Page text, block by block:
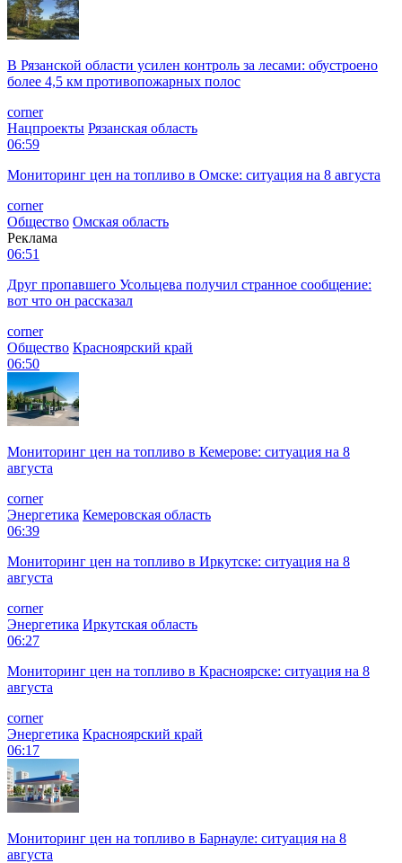
В Рязанской области усилен контроль за лесами: обустроено
более 4,5 км противопожарных полос
corner
Нацпроекты Рязанская область
06:59
Мониторинг цен на топливо в Омске: ситуация на 8 августа
corner
Общество Омская область
Реклама
06:51
Друг пропавшего Усольцева получил странное сообщение:
вот что он рассказал
corner
Общество Красноярский край
06:50
Мониторинг цен на топливо в Кемерове: ситуация на 8
августа
corner
Энергетика Кемеровская область
06:39
Мониторинг цен на топливо в Иркутске: ситуация на 8
августа
corner
Энергетика Иркутская область
06:27
Мониторинг цен на топливо в Красноярске: ситуация на 8
августа
corner
Энергетика Красноярский край
06:17
Мониторинг цен на топливо в Барнауле: ситуация на 8
августа